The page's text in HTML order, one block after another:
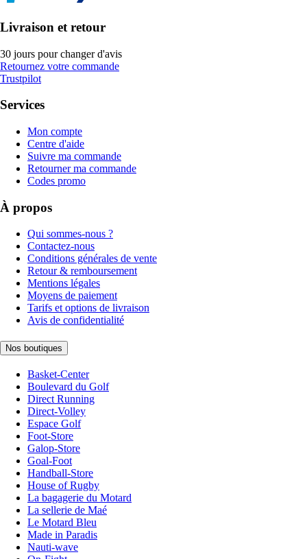
Livraison et retour
30 jours pour changer d'avis
Retournez votre commande
Trustpilot
Services
Mon compte
Centre d'aide
Suivre ma commande
Retourner ma commande
Codes promo
À propos
Qui sommes-nous ?
Contactez-nous
Conditions générales de vente
Retour & remboursement
Mentions légales
Moyens de paiement
Tarifs et options de livraison
Avis de confidentialité
Nos boutiques
Basket-Center
Boulevard du Golf
Direct Running
Direct-Volley
Espace Golf
Foot-Store
Galop-Store
Goal-Foot
Handball-Store
House of Rugby
La bagagerie du Motard
La sellerie de Maé
Le Motard Bleu
Made in Paradis
Nauti-wave